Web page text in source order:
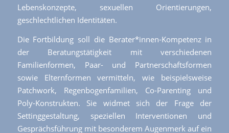
Lebenskonzepte, sexuellen Orientierungen,
geschlechtlichen Identitäten.
Die Fortbildung soll die Berater*innen-Kompetenz in
der Beratungstätigkeit mit verschiedenen
Familienformen, Paar- und Partnerschaftsformen
sowie Elternformen vermitteln, wie beispielsweise
Patchwork, Regenbogenfamilien, Co-Parenting und
Poly-Konstrukten. Sie widmet sich der Frage der
Settinggestaltung, speziellen Interventionen und
Gesprächsführung mit besonderem Augenmerk auf ein